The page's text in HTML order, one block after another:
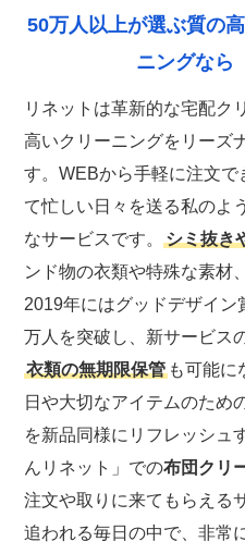
50万人以上が選ぶ質の
ニングなら
リネットは革新的な宅配ク
高いクリーニングをリーズ
す。WEBから手軽に注文
て忙しい日々を送る私のよ
なサービスです。シミ抜き
ンド物の衣類や特殊な素材
2019年にはグッドデザイ
万人を突破し、新サービス
衣類の無期限保管 も可能に
日や大切なアイテムのため
を新品同様にリフレッシュ
んリネット」での布団クリ
注文や取りに来てもらえる
追われる毎日の中で、非常